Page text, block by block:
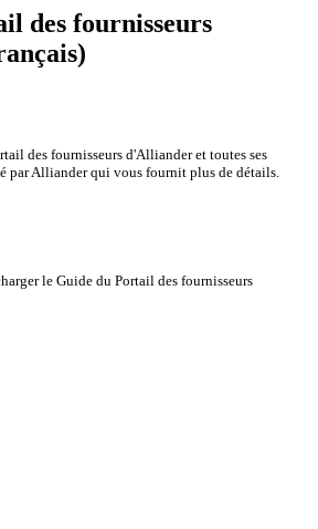
des fournisseurs
des fournisseursd'Alliander et toutes ses
par Alliander qui vous fournit plus de détails.
le Guide du Portail des fournisseurs